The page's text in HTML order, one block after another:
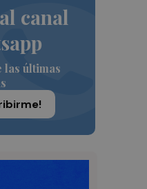
canal
las últimas